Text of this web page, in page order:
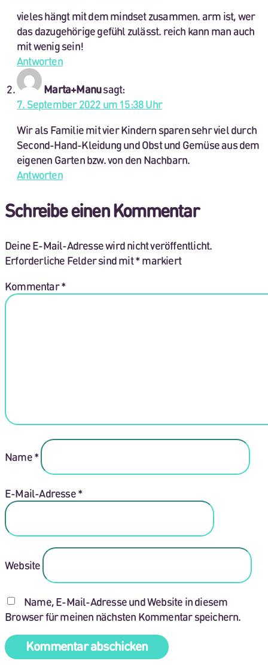
vieles hängt mit dem mindset zusammen. arm ist, wer
das dazugehörige gefühl zulässt. reich kann man auch
mit wenig sein!
Antworten
Marta+Manusagt:
7. September 2022 um 15:38 Uhr
Wir als Familie mit vier Kindern sparen sehr viel durch
Second-Hand-Kleidung und Obst und Gemüse aus dem
eigenen Garten bzw. von den Nachbarn.
Antworten
Schreibe einen Kommentar
Deine E-Mail-Adresse wird nicht veröffentlicht.
Erforderliche Felder sind mit*markiert
Kommentar*
Name*
E-Mail-Adresse*
Website
Name, E-Mail-Adresse und Website in diesem
Browser für meinen nächsten Kommentar speichern.